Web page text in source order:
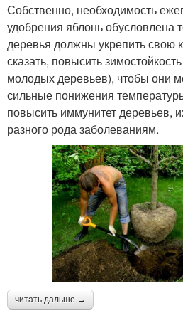
Собственно, необходимость
удобрения яблонь обусловлена
деревья должны укрепить свою
сказать, повысить
молодых деревьев), чтобы они
сильные понижения
повысить иммунитет деревьев,
разного рода заболеваниям.
читать дальше →